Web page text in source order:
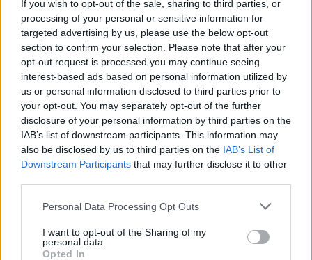
If you wish to opt-out of the sale, sharing to third parties, or
processing of your personal or sensitive information for
targeted advertising by us, please use the below opt-out
section to confirm your selection. Please note that after your
opt-out request is processed you may continue seeing
interest-based ads based on personal information utilized by
us or personal information disclosed to third parties prior to
your opt-out. You may separately opt-out of the further
disclosure of your personal information by third parties on the
IAB’s list of downstream participants. This information may
also be disclosed by us to third parties on the IAB’s List of
Downstream Participants that may further disclose it to other
Personal Data Processing Opt Outs
I want to opt-out of the Sharing of my
personal data.
Opted In
žaidimu vienas prieš vieną.
– LKL čempionatas – tinkama vieta
tobulėti?
– Žinoma, tai puiki lyga. Juolab kad turiu tokių
komandos draugų. Viskas, kas nutiko ir ko
išmokau per šį sezoną, labai padės mano
karjerai.
– Kokį įspūdį palieka miestas ir šalis?